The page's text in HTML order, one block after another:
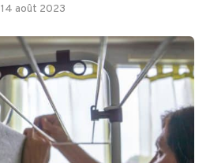
14 août 2023